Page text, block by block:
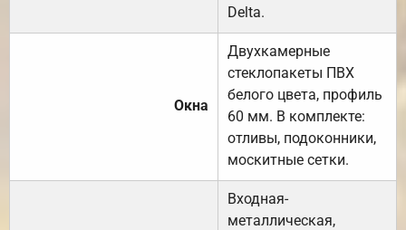
Delta.
Окна
Двухкамерные
стеклопакеты ПВХ
белого цвета, профиль
60 мм. В комплекте:
отливы, подоконники,
москитные сетки.
Входная-
металлическая,